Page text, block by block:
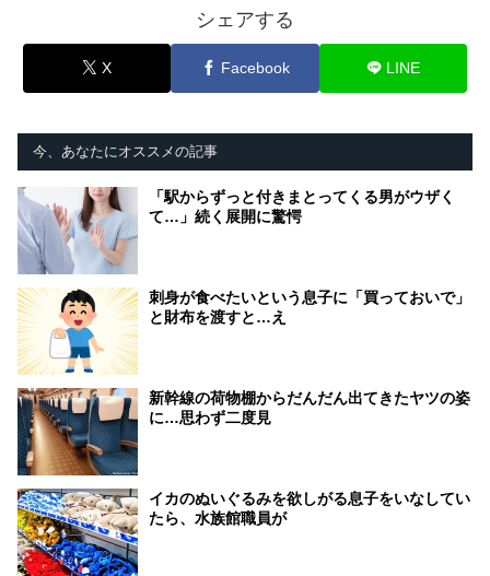
シェアする
X Facebook LINE
今、あなたにオススメの記事
「駅からずっと付きまとってくる男がウザく
て…」続く展開に驚愕
刺身が食べたいという息子に「買っておいで」
と財布を渡すと…え
新幹線の荷物棚からだんだん出てきたヤツの姿
に…思わず二度見
イカのぬいぐるみを欲しがる息子をいなしてい
たら、水族館職員が